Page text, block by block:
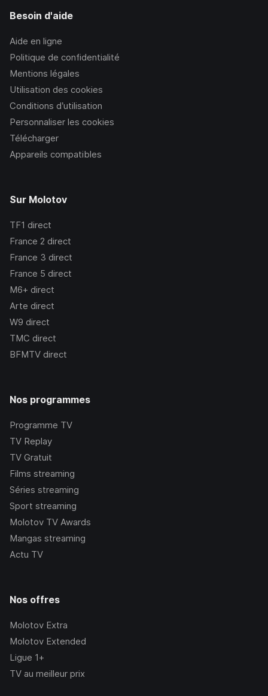
Besoin d'aide
Aide en ligne
Politique de confidentialité
Mentions légales
Utilisation des cookies
Conditions d’utilisation
Personnaliser les cookies
Télécharger
Appareils compatibles
Sur Molotov
TF1 direct
France 2 direct
France 3 direct
France 5 direct
M6+ direct
Arte direct
W9 direct
TMC direct
BFMTV direct
Nos programmes
Programme TV
TV Replay
TV Gratuit
Films streaming
Séries streaming
Sport streaming
Molotov TV Awards
Mangas streaming
Actu TV
Nos offres
Molotov Extra
Molotov Extended
Ligue 1+
TV au meilleur prix